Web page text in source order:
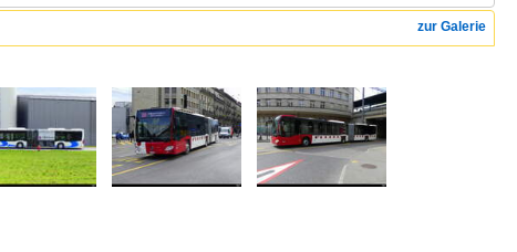
zur Galerie